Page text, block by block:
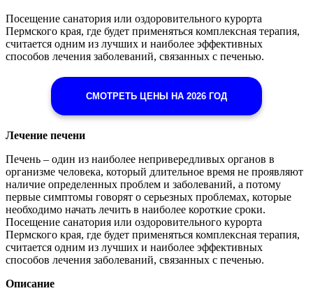
Посещение санатория или оздоровительного курорта
Пермского края, где будет применяться комплексная терапия,
считается одним из лучших и наиболее эффективных
способов лечения заболеваний, связанных с печенью.
СМОТРЕТЬ ЦЕНЫ НА 2026 ГОД
Лечение печени
Печень – один из наиболее непривередливых органов в
организме человека, который длительное время не проявляют
наличие определенных проблем и заболеваний, а потому
первые симптомы говорят о серьезных проблемах, которые
необходимо начать лечить в наиболее короткие сроки.
Посещение санатория или оздоровительного курорта
Пермского края, где будет применяться комплексная терапия,
считается одним из лучших и наиболее эффективных
способов лечения заболеваний, связанных с печенью.
Описание